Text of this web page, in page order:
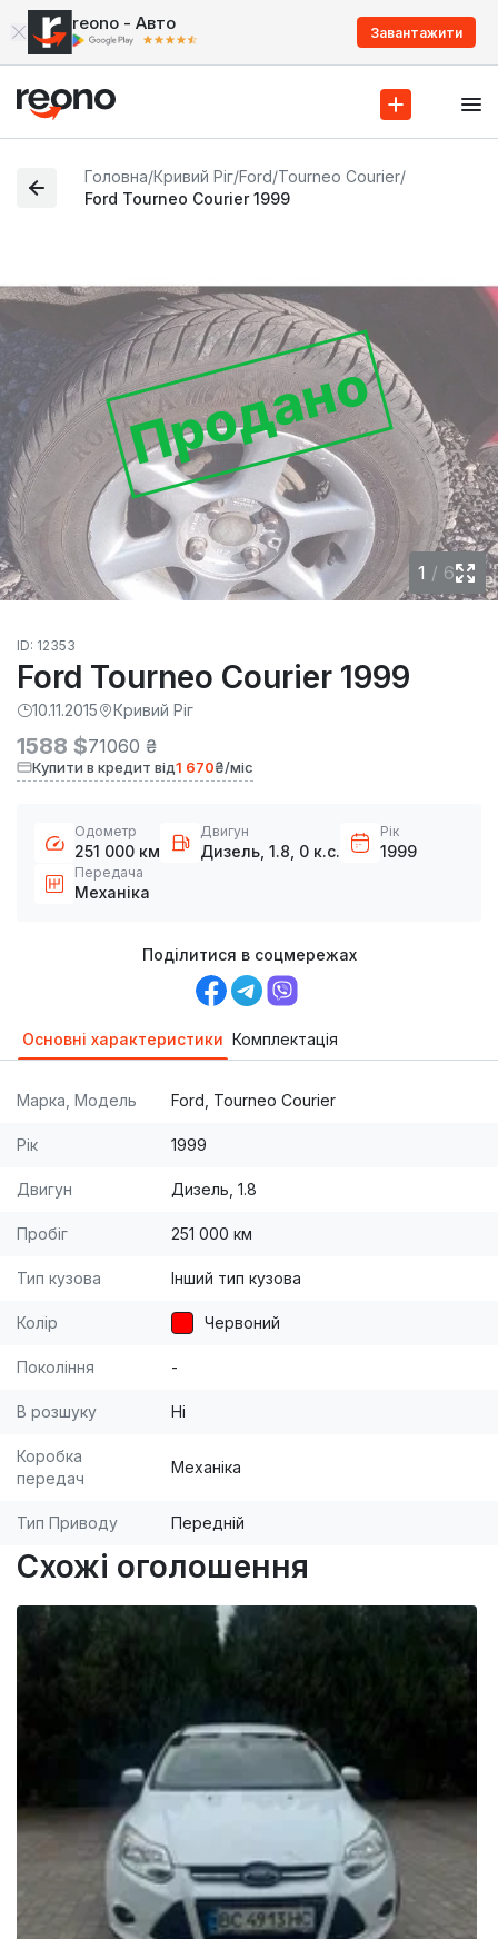
reono - Авто Завантажити
Головна/Кривий Ріг/Ford/Tourneo Courier/
Ford Tourneo Courier 1999
Продано
1 / 6
ID: 12353
Ford Tourneo Courier 1999
10.11.2015 Кривий Ріг
1588 $71060 ₴
Купити в кредит від1 670₴/міс
Одометр
251 000 км
Двигун
Дизель, 1.8, 0 к.с.
Рік
1999
Передача
Механіка
Поділитися в соцмережах
Основні характеристики Комплектація
Марка, Модель Ford, Tourneo Courier
Рік 1999
Двигун Дизель, 1.8
Пробіг 251 000 км
Тип кузова Інший тип кузова
Колір Червоний
Покоління -
В розшуку Ні
Коробка
передач
Механіка
Тип Приводу Передній
Схожі оголошення